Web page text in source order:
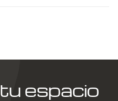
espacio